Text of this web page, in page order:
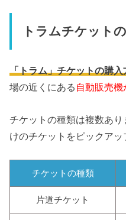
トラムチケット
「トラム」チケットの購入
場の近くにある 自動販売機
チケットの種類は複数あ
けのチケットをピックアッ
チケットの種類
片道チケット